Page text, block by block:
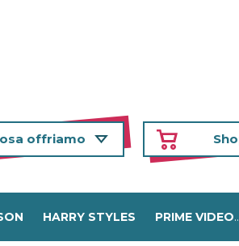
offriamo
HARRY STYLES PRIME VIDEO